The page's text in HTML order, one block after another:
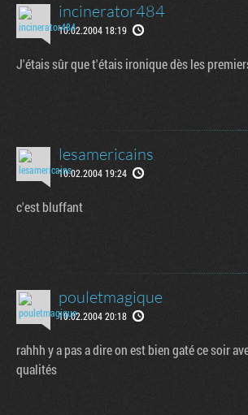
incinerator484
10.02.2004 18:19
J'étais sûr que t'étais ironique dès les
lesamericains
10.02.2004 19:24
c'est bluffant
pouletmagique
10.02.2004 20:18
rahhh y a pas a dire on est bien gaté ce soir
qualités